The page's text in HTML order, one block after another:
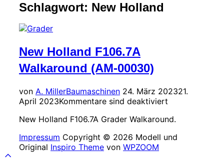
Navigation
umschalten
Schlagwort: New Holland
New Holland F106.7A
Walkaround (AM-00030)
von A. MillerBaumaschinenVeröffentlicht
am
24. März 202321.
April 2023Kommentare sind deaktiviert
New Holland F106.7A Grader Walkaround.
Impressum Copyright © 2026 Modell und
Original Inspiro Theme von WPZOOM